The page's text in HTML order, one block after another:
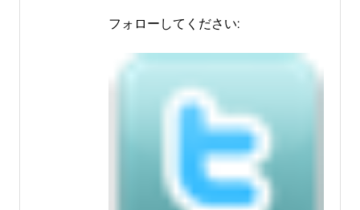
フォローしてください: